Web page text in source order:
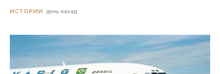
ИСТОРИИ день назад